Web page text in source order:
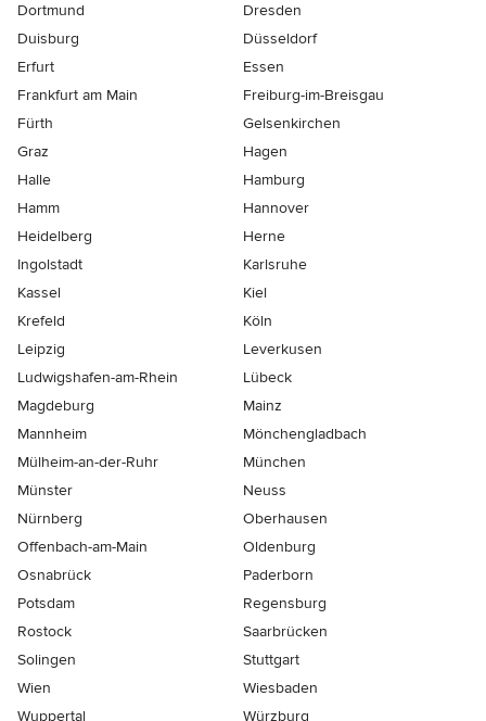
Dortmund
Dresden
Duisburg
Düsseldorf
Erfurt
Essen
Frankfurt am Main
Freiburg-im-Breisgau
Fürth
Gelsenkirchen
Graz
Hagen
Halle
Hamburg
Hamm
Hannover
Heidelberg
Herne
Ingolstadt
Karlsruhe
Kassel
Kiel
Krefeld
Köln
Leipzig
Leverkusen
Ludwigshafen-am-Rhein
Lübeck
Magdeburg
Mainz
Mannheim
Mönchen­gladbach
Mülheim-an-der-Ruhr
München
Münster
Neuss
Nürnberg
Oberhausen
Offenbach-am-Main
Oldenburg
Osnabrück
Paderborn
Potsdam
Regensburg
Rostock
Saarbrücken
Solingen
Stuttgart
Wien
Wiesbaden
Wuppertal
Würzburg